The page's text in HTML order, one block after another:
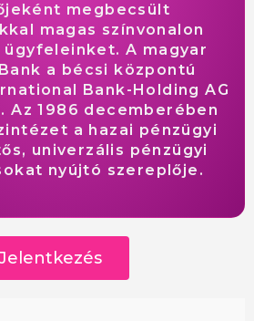
megbecsült
magas színvonalon
A magyar
a bécsi központú
Bank-Holding AG
Az 1986 decemberében
a hazai pénzügyi
univerzális pénzügyi
nyújtó szereplője.